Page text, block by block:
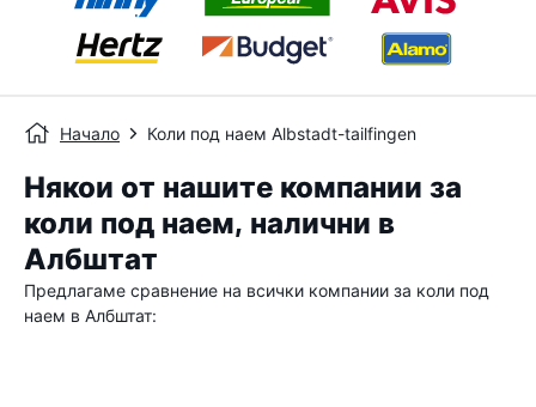
Начало Коли под наем Albstadt-tailfingen
Някои от нашите компании за
коли под наем, налични в
Албштат
Предлагаме сравнение на всички компании за коли под
наем в Албштат: